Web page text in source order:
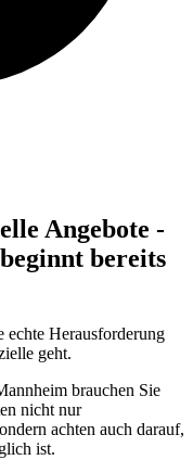
Angebote -
bereits
echte Herausforderung
geht.
brauchen Sie
nicht nur
achten auch darauf,
ist.